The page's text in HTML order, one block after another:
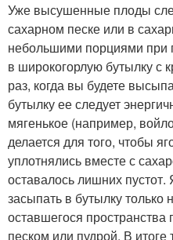
Уже высушенные плоды
сахарном песке или в
небольшими порциями
в широкогорлую бутылку с
раз, когда вы будете
бутылку ее следует
мягенькое (например,
делается для того, чтобы
уплотнялись вместе с
оставалось лишних
засыпать в бутылку только
оставшегося
песком или пудрой. В